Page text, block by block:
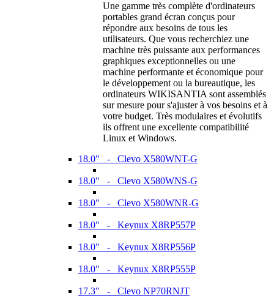
Une gamme très complète d'ordinateurs
portables grand écran conçus pour
répondre aux besoins de tous les
utilisateurs. Que vous recherchiez une
machine très puissante aux performances
graphiques exceptionnelles ou une
machine performante et économique pour
le développement ou la bureautique, les
ordinateurs WIKISANTIA sont assemblés
sur mesure pour s'ajuster à vos besoins et à
votre budget. Très modulaires et évolutifs
ils offrent une excellente compatibilité
Linux et Windows.
18.0" - Clevo X580WNT-G
18.0" - Clevo X580WNS-G
18.0" - Clevo X580WNR-G
18.0" - Keynux X8RP557P
18.0" - Keynux X8RP556P
18.0" - Keynux X8RP555P
17.3" - Clevo NP70RNJT